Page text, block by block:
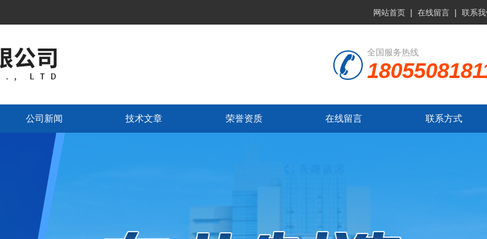
网站首页 | 在线留言 | 联系
全国服务热线
公司新闻 技术文章 荣誉资质 在线留言 联系方式